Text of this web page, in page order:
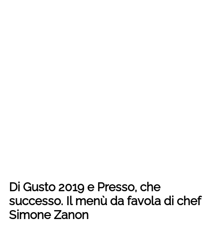
Di Gusto 2019 e Presso, che
successo. Il menù da favola di chef
Simone Zanon